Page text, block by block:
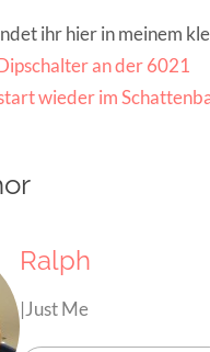
ihr hier in meinem
an der 6021
wieder im
Ralph
|Just Me